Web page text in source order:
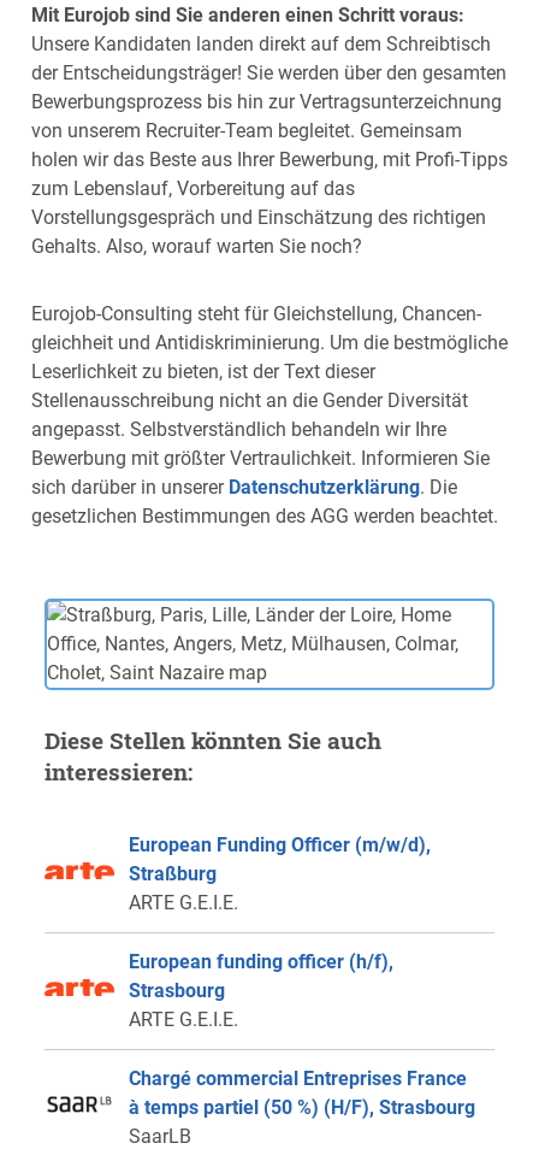
Mit Eurojob sind Sie anderen einen Schritt voraus:
Unsere Kandidaten landen direkt auf dem Schreibtisch
der Entscheidungsträger! Sie werden über den gesamten
Bewerbungsprozess bis hin zur Vertragsunterzeichnung
von unserem Recruiter-Team begleitet. Gemeinsam
holen wir das Beste aus Ihrer Bewerbung, mit Profi-Tipps
zum Lebenslauf, Vorbereitung auf das
Vorstellungsgespräch und Einschätzung des richtigen
Gehalts. Also, worauf warten Sie noch?
Eurojob-Consulting steht für Gleich­stellung, Chancen­
gleichheit und Anti­diskrimi­nierung. Um die bestmögliche
Leserlichkeit zu bieten, ist der Text dieser
Stellenausschreibung nicht an die Gender Diversität
angepasst. Selbstverständlich behandeln wir Ihre
Bewerbung mit größter Vertraulichkeit. Informieren Sie
sich darüber in unserer Datenschutzerklärung. Die
gesetzlichen Bestimmungen des AGG werden beachtet.
Diese Stellen könnten Sie auch
interessieren:
European Funding Officer (m/w/d),
Straßburg
ARTE G.E.I.E.
European funding officer (h/f),
Strasbourg
ARTE G.E.I.E.
Chargé commercial Entreprises France
à temps partiel (50 %) (H/F), Strasbourg
SaarLB